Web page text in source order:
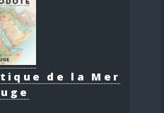
de la Mer